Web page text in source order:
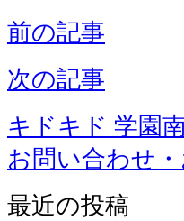
前の記事
次の記事
キドキド 学園
お問い合わせ
最近の投稿